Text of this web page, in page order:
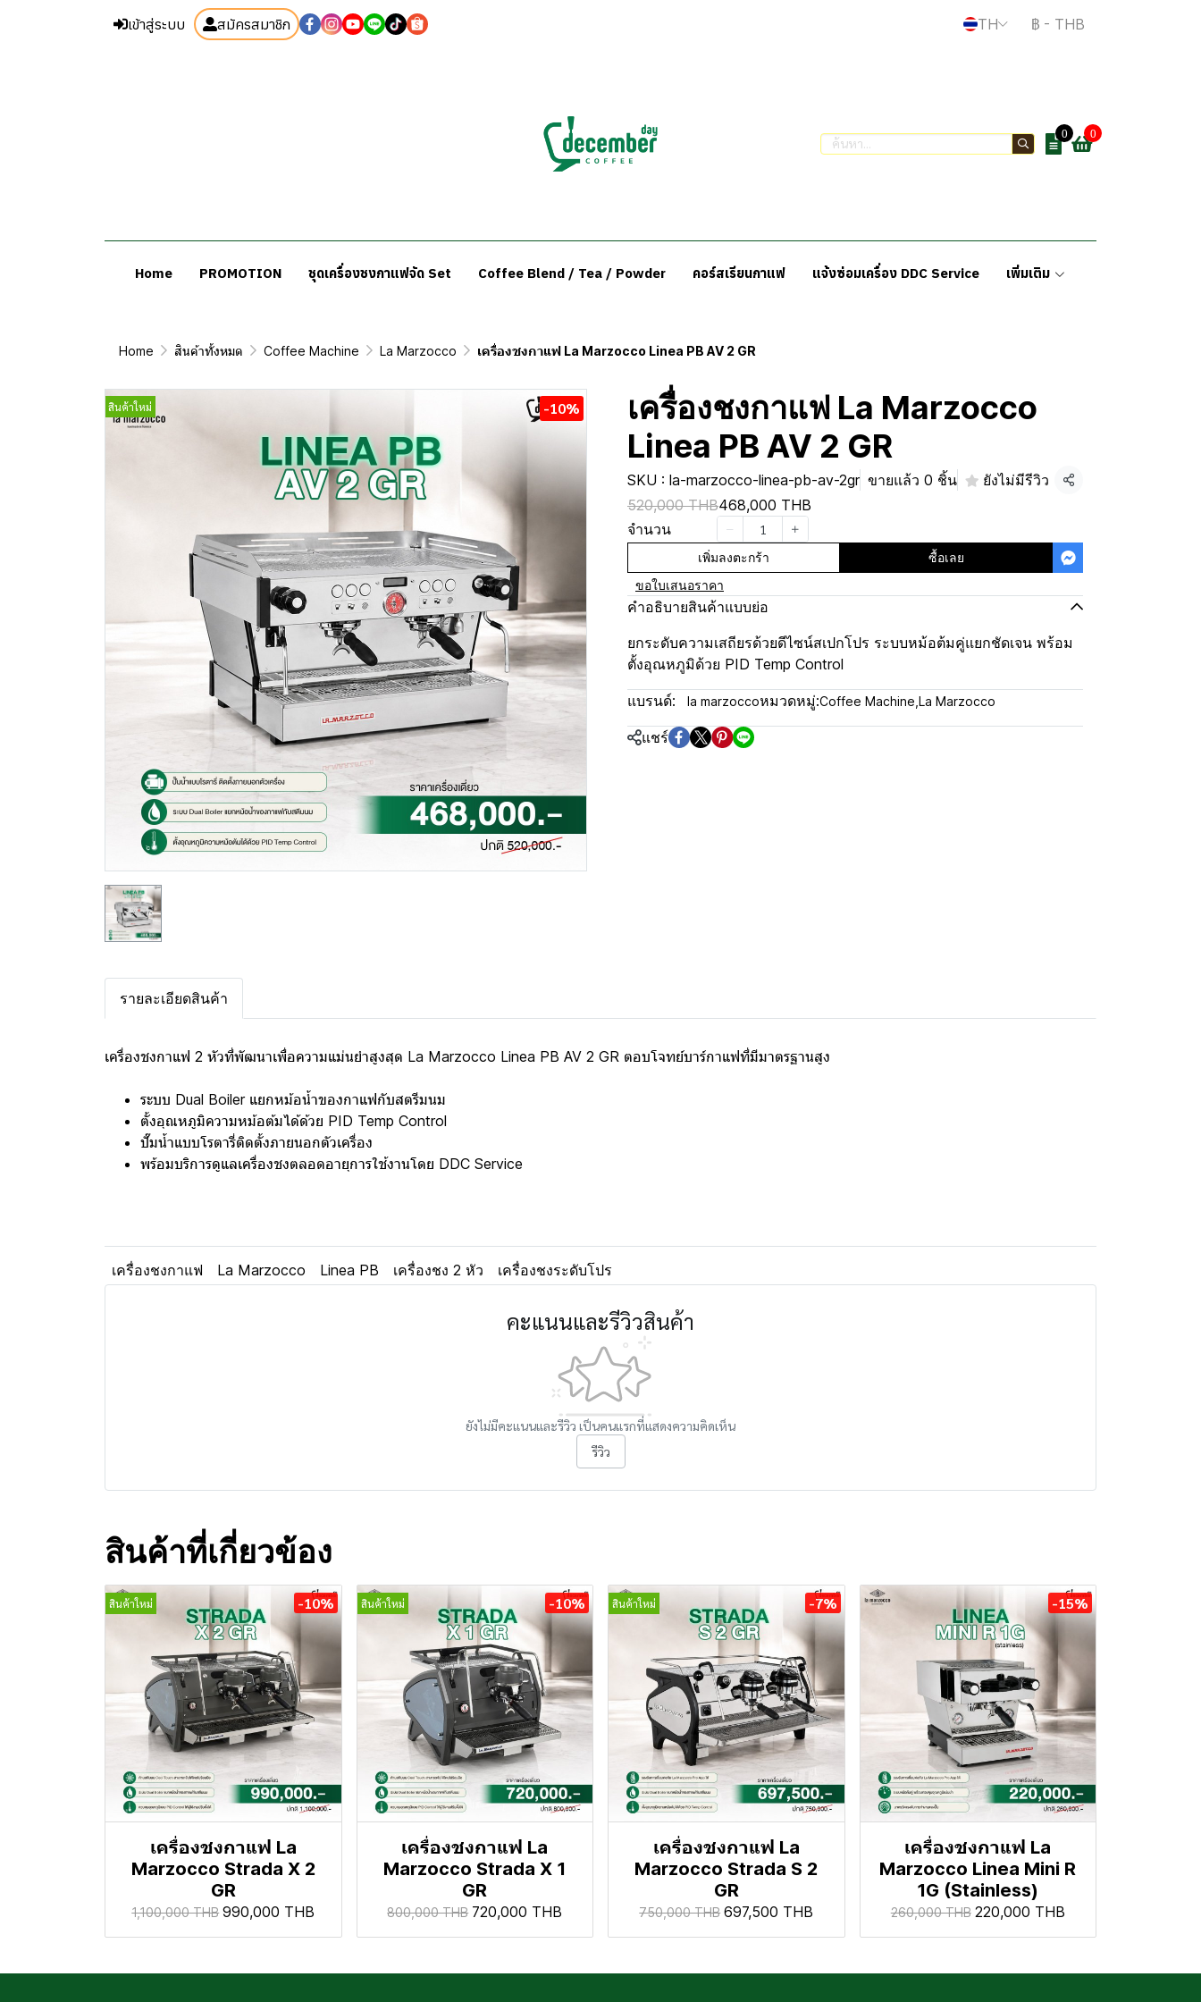
เข้าสู่ระบบ สมัครสมาชิก TH ฿ - THB
0 0
Home PROMOTION ชุดเครื่องชงกาแฟจัด Set Coffee Blend / Tea / Powder คอร์สเรียนกาแฟ แจ้งซ่อมเครื่อง DDC Service เพิ่มเติม
Home สินค้าทั้งหมด Coffee Machine La Marzocco เครื่องชงกาแฟ La Marzocco Linea PB AV 2 GR
สินค้าใหม่ -10%
เครื่องชงกาแฟ La Marzocco
Linea PB AV 2 GR
SKU : la-marzocco-linea-pb-av-2gr ขายแล้ว 0 ชิ้น ยังไม่มีรีวิว แชร์
520,000 THB468,000 THB
จำนวน
เพิ่มลงตะกร้า
ซื้อเลย
ขอใบเสนอราคา
คำอธิบายสินค้าแบบย่อ
ยกระดับความเสถียรด้วยดีไซน์สเปกโปร ระบบหม้อต้มคู่แยกชัดเจน พร้อม
ตั้งอุณหภูมิด้วย PID Temp Control
แบรนด์: la marzoccoหมวดหมู่:Coffee Machine La Marzocco
แชร์
รายละเอียดสินค้า
เครื่องชงกาแฟ 2 หัวที่พัฒนาเพื่อความแม่นยำสูงสุด La Marzocco Linea PB AV 2 GR ตอบโจทย์บาร์กาแฟที่มีมาตรฐานสูง
ระบบ Dual Boiler แยกหม้อน้ำของกาแฟกับสตรีมนม
ตั้งอุณหภูมิความหม้อต้มได้ด้วย PID Temp Control
ปั๊มน้ำแบบโรตารี่ติดตั้งภายนอกตัวเครื่อง
พร้อมบริการดูแลเครื่องชงตลอดอายุการใช้งานโดย DDC Service
เครื่องชงกาแฟ La Marzocco Linea PB เครื่องชง 2 หัว เครื่องชงระดับโปร
คะแนนและรีวิวสินค้า
ยังไม่มีคะแนนและรีวิว เป็นคนแรกที่แสดงความคิดเห็น
รีวิว
สินค้าที่เกี่ยวข้อง
สินค้าใหม่ -10%
เครื่องชงกาแฟ La
Marzocco Strada X 2
GR
1,100,000 THB 990,000 THB
สินค้าใหม่ -10%
เครื่องชงกาแฟ La
Marzocco Strada X 1
GR
800,000 THB 720,000 THB
สินค้าใหม่ -7%
เครื่องชงกาแฟ La
Marzocco Strada S 2
GR
750,000 THB 697,500 THB
-15%
เครื่องชงกาแฟ La
Marzocco Linea Mini R
1G (Stainless)
260,000 THB 220,000 THB